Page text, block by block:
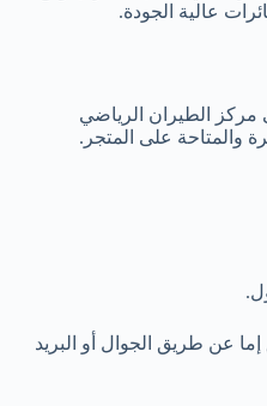
عالية الجودة.
الطيران الرياضي
والمتاحة على المتجر.
إما عن طريق الجوال أو البريد